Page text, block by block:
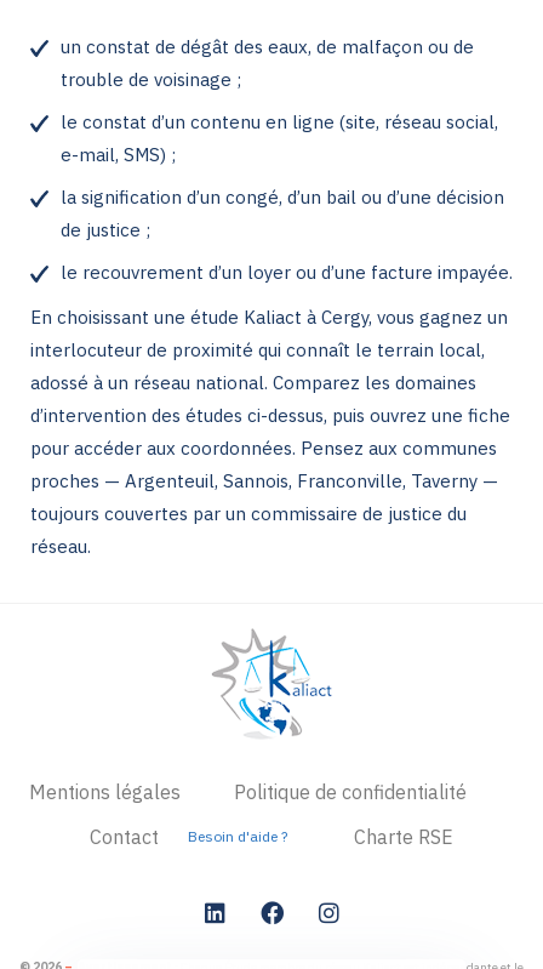
un constat de dégât des eaux, de malfaçon ou de
trouble de voisinage ;
le constat d’un contenu en ligne (site, réseau social,
e-mail, SMS) ;
la signification d’un congé, d’un bail ou d’une décision
de justice ;
le recouvrement d’un loyer ou d’une facture impayée.
En choisissant une étude Kaliact à Cergy, vous gagnez un
interlocuteur de proximité qui connaît le terrain local,
adossé à un réseau national. Comparez les domaines
d’intervention des études ci-dessus, puis ouvrez une fiche
pour accéder aux coordonnées. Pensez aux communes
proches — Argenteuil, Sannois, Franconville, Taverny —
toujours couvertes par un commissaire de justice du
réseau.
Mentions légales
Politique de confidentialité
Contact
Besoin d'aide ? Charte RSE